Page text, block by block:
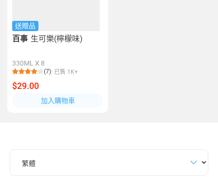
送贈品
百事 生可樂(檸檬味)
330ML X 8
(7) 已售 1K+
$29.00
加入購物車